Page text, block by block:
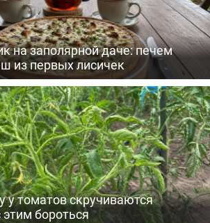
на заполярной даче: печем
из первых лисичек
у томатов скручиваются
бороться